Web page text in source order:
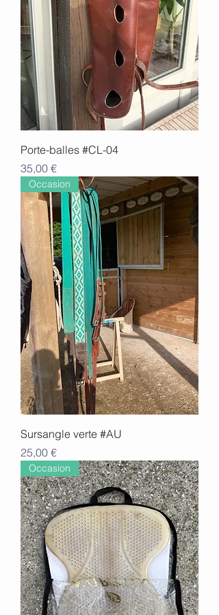
Porte-balles #CL-04
Prix
35,00 €
Occasion
Sursangle verte #AU
Prix
25,00 €
Occasion